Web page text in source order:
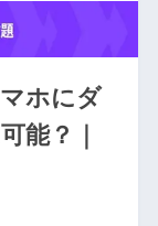
ホにダ
能？｜